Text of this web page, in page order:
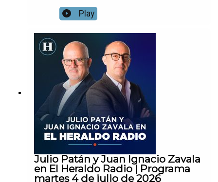
Play
Julio Patán y Juan Ignacio Zavala
en El Heraldo Radio | Programa
martes 4 de julio de 2026